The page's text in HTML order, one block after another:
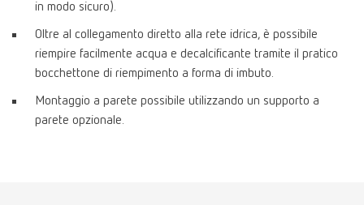
in modo sicuro).
Oltre al collegamento diretto alla rete idrica, è possibile
riempire facilmente acqua e decalcificante tramite il pratico
bocchettone di riempimento a forma di imbuto.
Montaggio a parete possibile utilizzando un supporto a
parete opzionale.